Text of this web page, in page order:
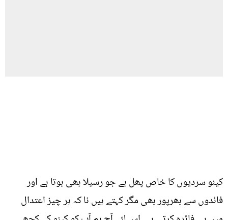
کینو سردیوں کا خاص پھل ہے جو رسیلا بھی ہوتا ہے اور
فائدوں سے بھرپور بھی مگر کہتے ہیں نا کہ ہر چیز اعتدال